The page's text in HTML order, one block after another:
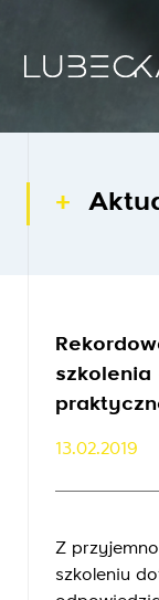
szkolenia
13.02.2019
Z
szkoleniu